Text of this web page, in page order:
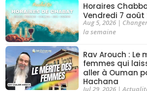
Horaires
Vendredi 7 août
Aug 5, 2026| Changer
la semaine
Rav Arouch : Le
femmes qui
aller à Ouman
Hachana
Jul 29, 2026|